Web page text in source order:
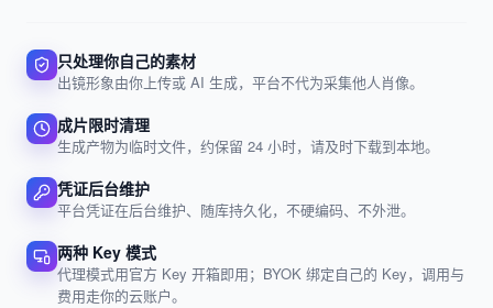
只处理你自己的素材
出镜形象由你上传或 AI 生成，平台不代为采集他人肖像。
成片限时清理
生成产物为临时文件，约保留 24 小时，请及时下载到本地。
凭证后台维护
平台凭证在后台维护、随库持久化，不硬编码、不外泄。
两种 Key 模式
代理模式用官方 Key 开箱即用；BYOK 绑定自己的 Key，调用与
费用走你的云账户。